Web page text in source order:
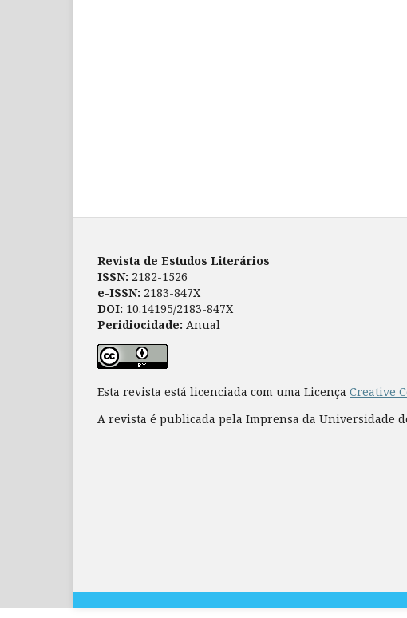
Revista de Estudos Literários
ISSN: 2182-1526
e-ISSN: 2183-847X
DOI: 10.14195/2183-847X
Peridiocidade: Anual
Esta revista está licenciada com uma Licença Creative
A revista é publicada pela Imprensa da Universidade